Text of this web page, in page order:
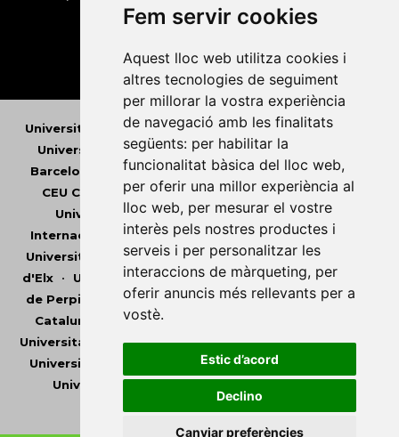
Fem servir cookies
Aquest lloc web utilitza cookies i
altres tecnologies de seguiment
per millorar la vostra experiència
de navegació amb les finalitats
següents: per habilitar la
funcionalitat bàsica del lloc web,
per oferir una millor experiència al
lloc web, per mesurar el vostre
interès pels nostres productes i
serveis i per personalitzar les
interaccions de màrqueting, per
oferir anuncis més rellevants per a
vostè.
Estic d’acord
Declino
Canviar preferències
Universitat Abat Oliba CEU•Universitat d'Alacant
Universitat d'Andorra•Universitat Autònoma de
Barcelona
Universitat de Barcelona•Universitat
CEU Cardenal Herrera•Universitat de Girona •
Universitat de les Illes Balears• Universitat
Internacional de Catalunya•Universitat Jaume I
Universitat de Lleida• Universitat Miguel Hernández
d'Elx• Universitat Oberta de Catalunya•Universitat
de Perpinyà Via Domitia•Universitat Politècnica de
Catalunya
Universitat Politècnica de València
Universitat Pompeu Fabra•Universitat Ramon Llull
Universitat Rovira i Virgili
•Universitat de Sàsser
Universitat de València
Universitat Central de Catalunya